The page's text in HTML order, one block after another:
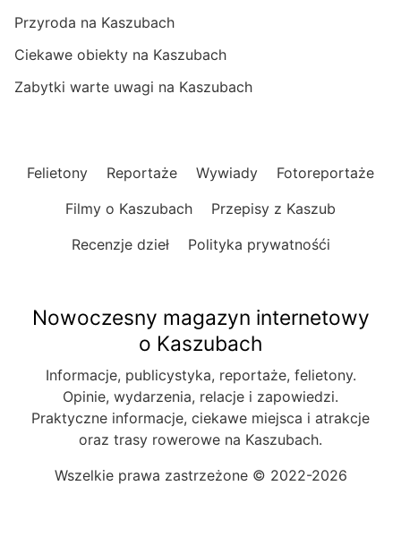
Przyroda na Kaszubach
Ciekawe obiekty na Kaszubach
Zabytki warte uwagi na Kaszubach
Felietony Reportaże Wywiady
Fotoreportaże
Filmy o Kaszubach
Przepisy z Kaszub
Recenzje dzieł
Polityka prywatnośći
Nowoczesny magazyn internetowy
o Kaszubach
Informacje, publicystyka, reportaże, felietony.
Opinie, wydarzenia, relacje i zapowiedzi.
Praktyczne informacje, ciekawe miejsca i atrakcje
oraz trasy rowerowe na Kaszubach.
Wszelkie prawa zastrzeżone © 2022-2026